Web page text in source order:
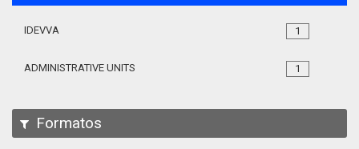
1
IDEVVA
1
ADMINISTRATIVE UNITS
Formatos